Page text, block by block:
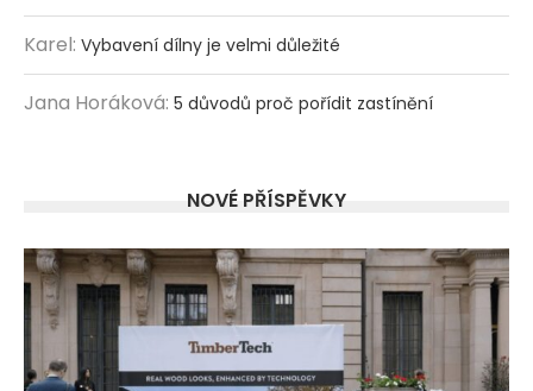
Karel: Vybavení dílny je velmi důležité
Jana Horáková: 5 důvodů proč pořídit zastínění
NOVÉ PŘÍSPĚVKY